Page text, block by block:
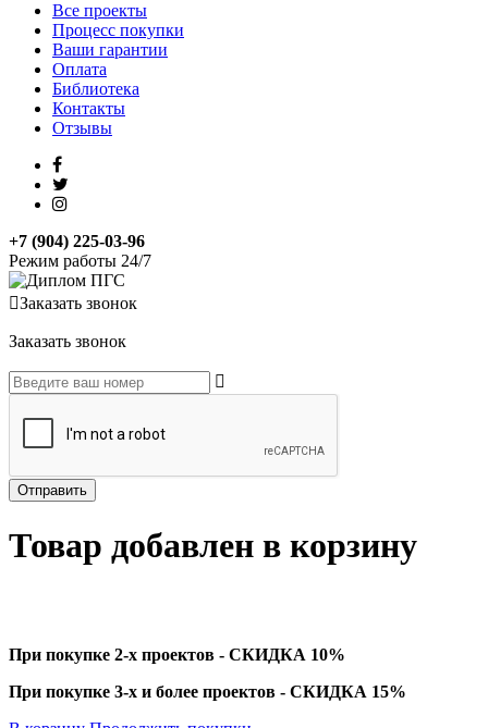
Все проекты
Процесс покупки
Ваши гарантии
Оплата
Библиотека
Контакты
Отзывы
+7 (904) 225-03-96
Режим работы 24/7
Заказать звонок
Заказать звонок
Товар добавлен в корзину
При покупке 2-х проектов - СКИДКА 10%
При покупке 3-х и более проектов - СКИДКА 15%